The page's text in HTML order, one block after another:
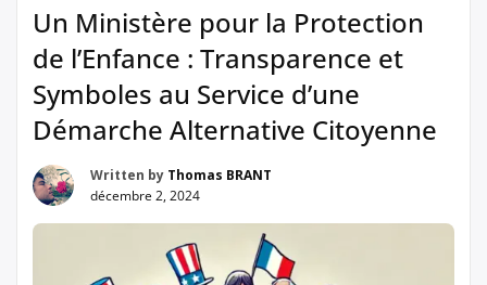
Un Ministère pour la Protection
de l’Enfance : Transparence et
Symboles au Service d’une
Démarche Alternative Citoyenne
Written by Thomas BRANT
décembre 2, 2024